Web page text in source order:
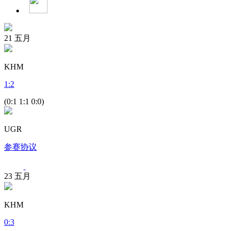
21 五月
KHM
1 :2
(0:1 1:1 0:0)
UGR
参赛协议
23 五月
KHM
0:3